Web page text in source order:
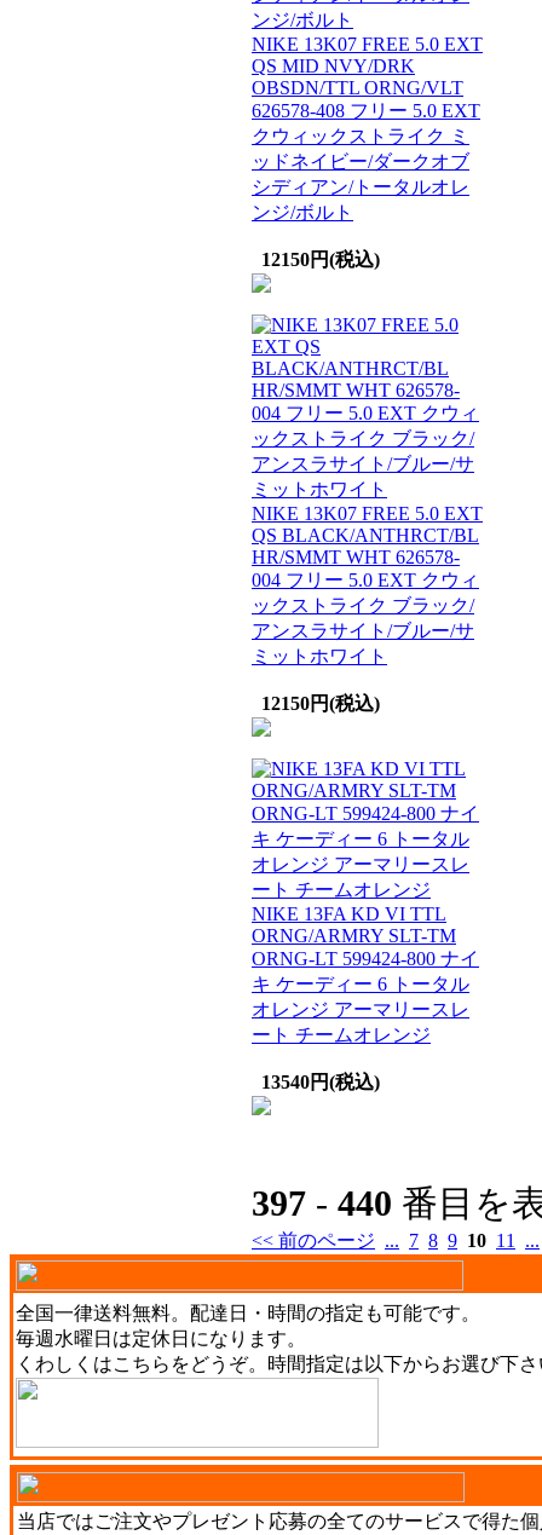
NIKE 13K07 FREE 5.0 EXT
QS MID NVY/DRK
OBSDN/TTL ORNG/VLT
626578-408 フリー 5.0 EXT
クウィックストライク ミ
ッドネイビー/ダークオブ
シディアン/トータルオレ
ンジ/ボルト
12150円(税込)
NIKE 13K07 FREE 5.0 EXT
QS BLACK/ANTHRCT/BL
HR/SMMT WHT 626578-
004 フリー 5.0 EXT クウィ
ックストライク ブラック/
アンスラサイト/ブルー/サ
ミットホワイト
12150円(税込)
NIKE 13FA KD VI TTL
ORNG/ARMRY SLT-TM
ORNG-LT 599424-800 ナイ
キ ケーディー 6 トータル
オレンジ アーマリースレ
ート チームオレンジ
13540円(税込)
397 - 440 番目を
<< 前のページ ... 7 8 9 10 11 ...
全国一律送料無料。配達日・時間の指定も可能です。
毎週水曜日は定休日になります。
くわしくはこちら をどうぞ。時間指定は以下からお選び下
当店ではご注文やプレゼント応募の全てのサービスで得た